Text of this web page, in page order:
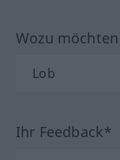
Wozu
Ihr Feedback*